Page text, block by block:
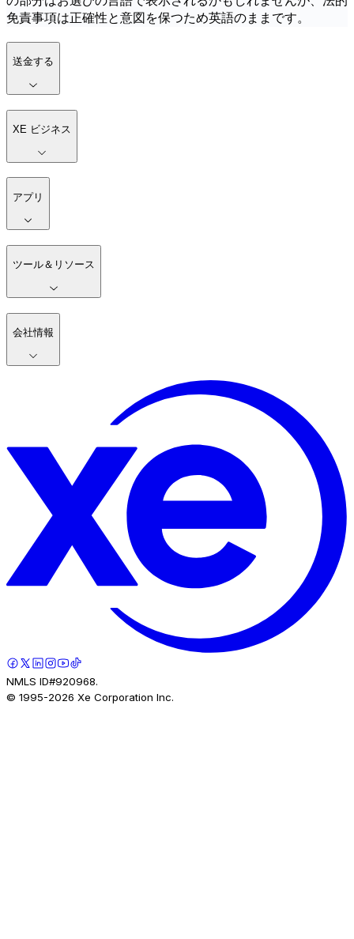
免責事項は正確性と意図を保つため英語のままです。
送金する
XE ビジネス
アプリ
ツール＆リソース
会社情報
NMLS ID#920968.
© 1995-2026 Xe Corporation Inc.